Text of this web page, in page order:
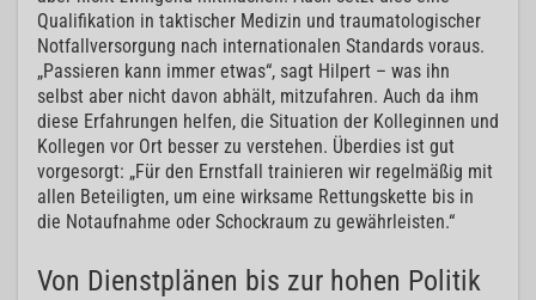
Qualifikation in taktischer Medizin und traumatologischer
Notfallversorgung nach internationalen Standards voraus.
„Passieren kann immer etwas“, sagt Hilpert – was ihn
selbst aber nicht davon abhält, mitzufahren. Auch da ihm
diese Erfahrungen helfen, die Situation der Kolleginnen und
Kollegen vor Ort besser zu verstehen. Überdies ist gut
vorgesorgt: „Für den Ernstfall trainieren wir regelmäßig mit
allen Beteiligten, um eine wirksame Rettungskette bis in
die Notaufnahme oder Schockraum zu gewährleisten.“
Von Dienstplänen bis zur hohen Politik